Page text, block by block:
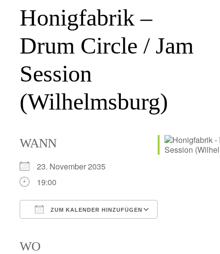
Honigfabrik –
Drum Circle / Jam
Session
(Wilhelmsburg)
WANN
23. November 2035
19:00
ZUM KALENDER HINZUFÜGEN
WO